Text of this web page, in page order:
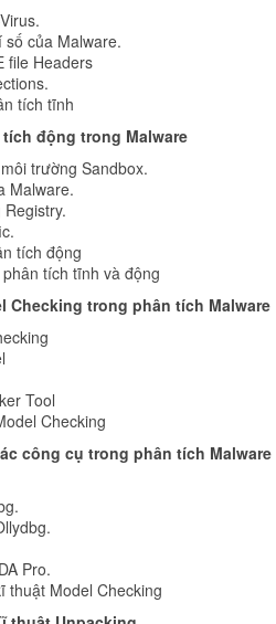
của Malware.
file Headers
tích tĩnh
động trong Malware
trường Sandbox.
Malware.
tích động
tích tĩnh và động
Checking trong phân tích Malware
Tool
Checking
công cụ trong phân tích Malware
Pro.
thuật Model Checking